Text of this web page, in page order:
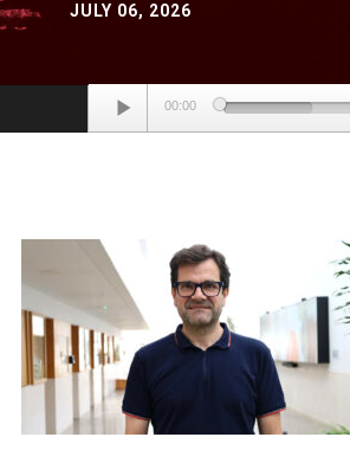
JULY 06, 2026
Audio
Player
00:00